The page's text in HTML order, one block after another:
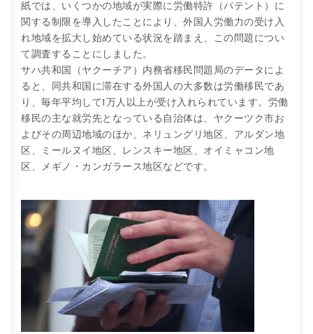
紙では、いくつかの地域が実際に労働特許（パテント）に
関する制限を導入したことにより、外国人労働力の受け入
れ地域を拡大し始めている状況を踏まえ、この問題につい
て調査することにしました。
サハ共和国（ヤクーチア）内務省移民問題局のデータによ
ると、同共和国に滞在する外国人の大多数は労働移民であ
り、毎年平均して1万人以上が受け入れられています。労働
移民の主な就労先となっている自治体は、ヤクーツク市お
よびその周辺地域のほか、ネリュングリ地区、アルダン地
区、ミールヌイ地区、レンスキー地区、オイミャコン地
区、メギノ・カンガラース地区などです。